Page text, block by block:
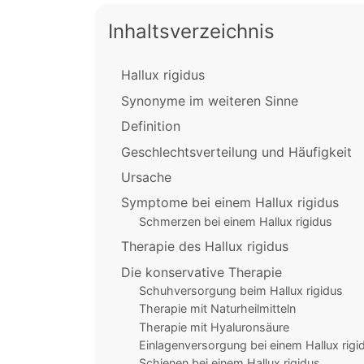
Inhaltsverzeichnis
Hallux rigidus
Synonyme im weiteren Sinne
Definition
Geschlechtsverteilung und Häufigkeit
Ursache
Symptome bei einem Hallux rigidus
Schmerzen bei einem Hallux rigidus
Therapie des Hallux rigidus
Die konservative Therapie
Schuhversorgung beim Hallux rigidus
Therapie mit Naturheilmitteln
Therapie mit Hyaluronsäure
Einlagenversorgung bei einem Hallux